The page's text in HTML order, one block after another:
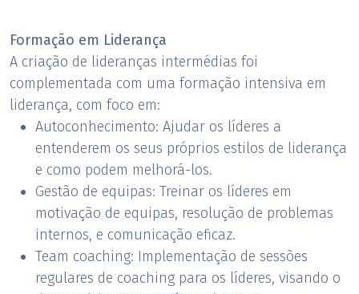
​Formação em Liderança
A criação de lideranças intermédias foi
complementada com uma formação intensiva em
liderança, com foco em:
Autoconhecimento: Ajudar os líderes a
entenderem os seus próprios estilos de liderança
e como podem melhorá-los.
Gestão de equipas: Treinar os líderes em
motivação de equipas, resolução de problemas
internos, e comunicação eficaz.
Team coaching: Implementação de sessões
regulares de coaching para os líderes, visando o